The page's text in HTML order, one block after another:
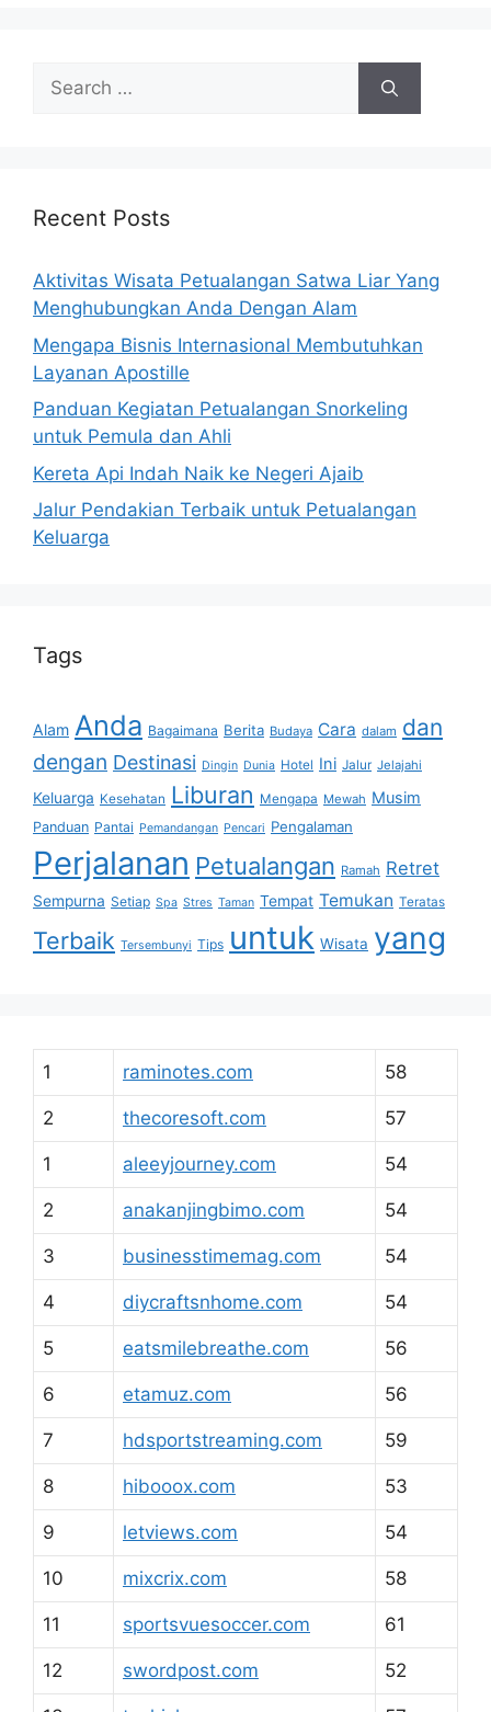
Search
for:
Recent Posts
Aktivitas Wisata Petualangan Satwa Liar Yang
Menghubungkan Anda Dengan Alam
Mengapa Bisnis Internasional Membutuhkan
Layanan Apostille
Panduan Kegiatan Petualangan Snorkeling
untuk Pemula dan Ahli
Kereta Api Indah Naik ke Negeri Ajaib
Jalur Pendakian Terbaik untuk Petualangan
Keluarga
Tags
Alam Anda Bagaimana Berita Budaya Cara dalam dan
dengan Destinasi Dingin Dunia Hotel Ini Jalur Jelajahi
Keluarga Kesehatan Liburan Mengapa Mewah Musim
Panduan Pantai Pemandangan Pencari Pengalaman
Perjalanan Petualangan Ramah Retret
Sempurna Setiap Spa Stres Taman Tempat Temukan Teratas
Terbaik Tersembunyi Tips untuk Wisata yang
1 raminotes.com 58
2 thecoresoft.com 57
1 aleeyjourney.com 54
2 anakanjingbimo.com 54
3 businesstimemag.com 54
4 diycraftsnhome.com 54
5 eatsmilebreathe.com 56
6 etamuz.com 56
7 hdsportstreaming.com 59
8 hibooox.com 53
9 letviews.com 54
10 mixcrix.com 58
11 sportsvuesoccer.com 61
12 swordpost.com 52